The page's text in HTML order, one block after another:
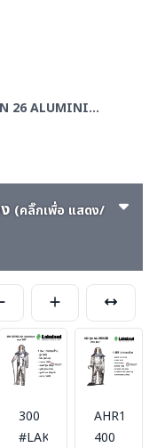
SUITS - ชุดป้องกันความร้อนหน้าเตาหลอม
(คลิ๊กเพื่อ แสดง/
300
#LAKELAND
AHR1000-
400